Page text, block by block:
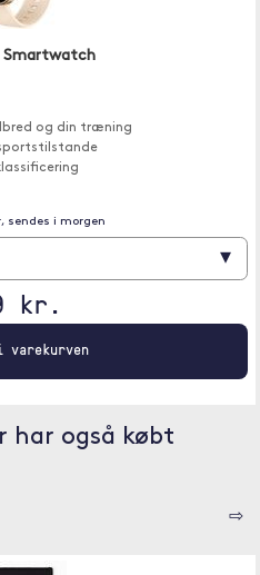
Smartwatch
og din træning
sendes i morgen
▾
kr.
har også købt
⇨